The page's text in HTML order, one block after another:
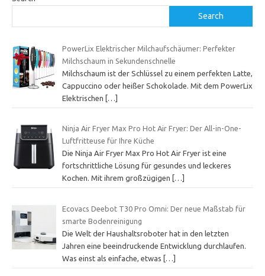
Search
PowerLix Elektrischer Milchaufschäumer: Perfekter
Milchschaum in Sekundenschnelle
Milchschaum ist der Schlüssel zu einem perfekten Latte,
Cappuccino oder heißer Schokolade. Mit dem PowerLix
Elektrischen […]
Ninja Air Fryer Max Pro Hot Air Fryer: Der All-in-One-
Luftfritteuse für Ihre Küche
Die Ninja Air Fryer Max Pro Hot Air Fryer ist eine
fortschrittliche Lösung für gesundes und leckeres
Kochen. Mit ihrem großzügigen
[…]
Ecovacs Deebot T30 Pro Omni: Der neue Maßstab für
smarte Bodenreinigung
Die Welt der Haushaltsroboter hat in den letzten
Jahren eine beeindruckende Entwicklung durchlaufen.
Was einst als einfache, etwas […]